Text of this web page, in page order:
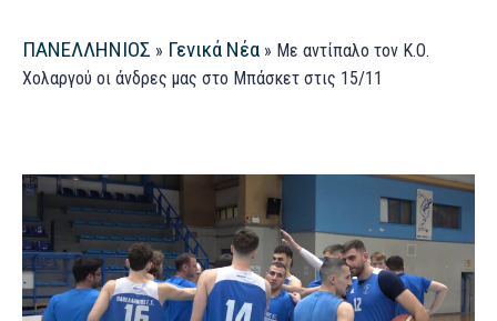
ΠΑΝΕΛΛΗΝΙΟΣ » Γενικά Νέα » Με αντίπαλο τον Κ.Ο.
Χολαργού οι άνδρες μας στο Μπάσκετ στις 15/11